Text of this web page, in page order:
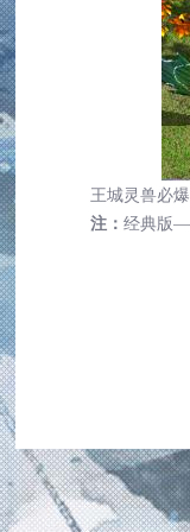
王城灵兽必
注： 经典版